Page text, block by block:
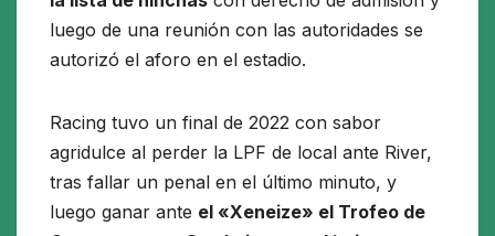
luego de una reunión con las autoridades se
autorizó el aforo en el estadio.
Racing tuvo un final de 2022 con sabor
agridulce al perder la LPF de local ante River,
tras fallar un penal en el último minuto, y
luego ganar ante el «Xeneize» el Trofeo de